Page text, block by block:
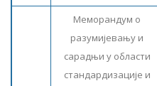
Меморандум о
разумијевању и
сарадњи у области
стандардизације и